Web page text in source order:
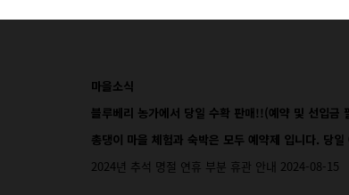
마을소식
블루베리 농가에서 당일 수확 판매!!(예약 및 선입금
총댕이 마을 체험과 숙박은 모두 예약제 입니다. 당
2024년 추석 명절 연휴 부분 휴관 안내 2024-08-15